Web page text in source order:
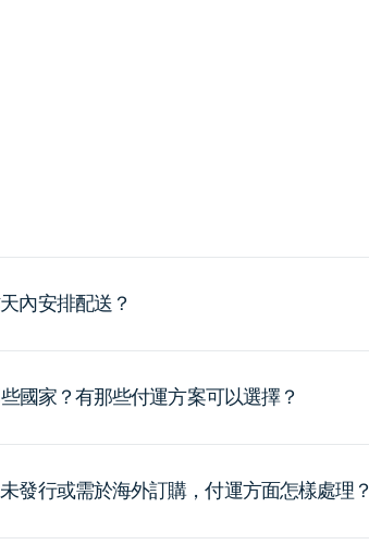
內安排配送？
國家？有那些付運方案可以選擇？
發行或需於海外訂購，付運方面怎樣處理？